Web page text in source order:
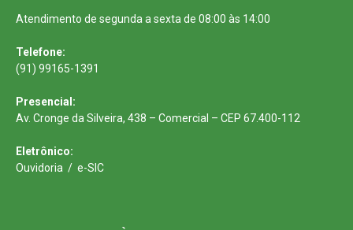
Atendimento de segunda a sexta de 08:00 às 14:00
Telefone:
(91) 99165-1391
Presencial:
Av. Cronge da Silveira, 438 – Comercial – CEP 67.400-112
Eletrônico:
Ouvidoria / e-SIC